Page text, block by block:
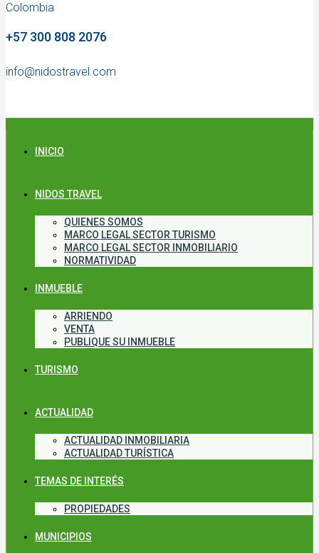
Colombia
+57 300 808 2076
info@nidostravel.com
INICIO
NIDOS TRAVEL
QUIENES SOMOS
MARCO LEGAL SECTOR TURISMO
MARCO LEGAL SECTOR INMOBILIARIO
NORMATIVIDAD
INMUEBLE
ARRIENDO
VENTA
PUBLIQUE SU INMUEBLE
TURISMO
ACTUALIDAD
ACTUALIDAD INMOBILIARIA
ACTUALIDAD TURÍSTICA
TEMAS DE INTERÉS
PROPIEDADES
MUNICIPIOS